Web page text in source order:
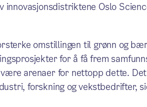
Oslo
omstillingen til grønn og
for å få frem
arenaer for nettopp dette.
forskning og vekstbedrifter,